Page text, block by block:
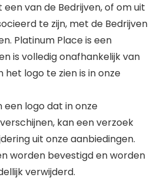
van de Bedrijven, of om uit
te zijn, met de Bedrijven
Platinum Place is een
is volledig onafhankelijk van
logo te zien is in onze
een logo dat in onze
kan een verzoek
uit onze aanbiedingen.
worden bevestigd en worden
verwijderd.